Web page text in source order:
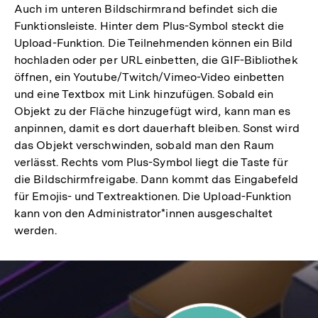
Auch im unteren Bildschirmrand befindet sich die
Funktionsleiste. Hinter dem Plus-Symbol steckt die
Upload-Funktion. Die Teilnehmenden können ein Bild
hochladen oder per URL einbetten, die GIF-Bibliothek
öffnen, ein Youtube/Twitch/Vimeo-Video einbetten
und eine Textbox mit Link hinzufügen. Sobald ein
Objekt zu der Fläche hinzugefügt wird, kann man es
anpinnen, damit es dort dauerhaft bleiben. Sonst wird
das Objekt verschwinden, sobald man den Raum
verlässt. Rechts vom Plus-Symbol liegt die Taste für
die Bildschirmfreigabe. Dann kommt das Eingabefeld
für Emojis- und Textreaktionen. Die Upload-Funktion
kann von den Administrator*innen ausgeschaltet
werden.